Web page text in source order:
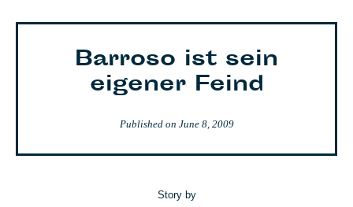
Barroso ist sein
eigener Feind
Published on June 8, 2009
Story by